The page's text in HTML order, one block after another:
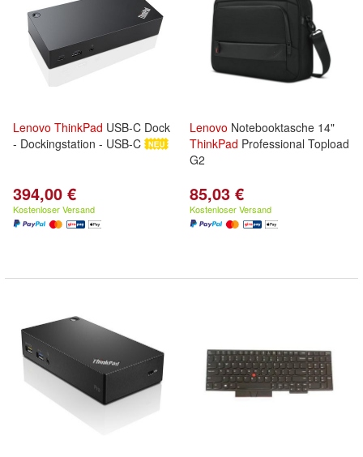
Lenovo ThinkPad USB-C Dock
- Dockingstation - USB-C
394,00 €
Kostenloser Versand
Lenovo Notebooktasche 14"
ThinkPad Professional Topload
G2
85,03 €
Kostenloser Versand